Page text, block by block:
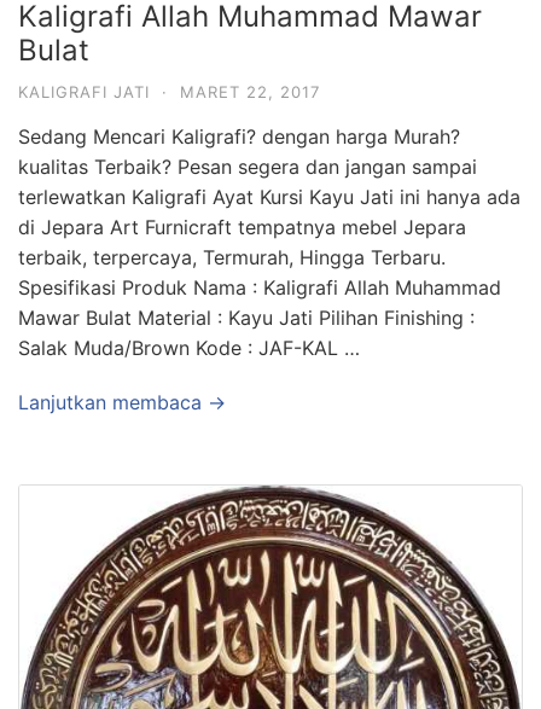
Kaligrafi Allah Muhammad Mawar
Bulat
KALIGRAFI JATI · MARET 22, 2017
Sedang Mencari Kaligrafi? dengan harga Murah?
kualitas Terbaik? Pesan segera dan jangan sampai
terlewatkan Kaligrafi Ayat Kursi Kayu Jati ini hanya ada
di Jepara Art Furnicraft tempatnya mebel Jepara
terbaik, terpercaya, Termurah, Hingga Terbaru.
Spesifikasi Produk Nama : Kaligrafi Allah Muhammad
Mawar Bulat Material : Kayu Jati Pilihan Finishing :
Salak Muda/Brown Kode : JAF-KAL …
Lanjutkan membaca →